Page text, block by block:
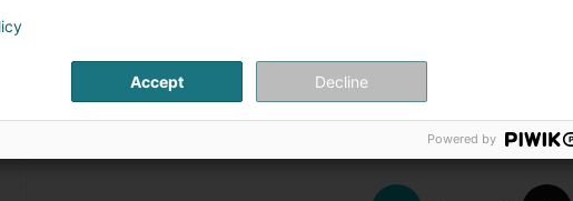
Elena Möykkynen
Virun 1 Joer(en)
Dr. Isabelle Christen is an amazing veterinarian — kind, attentive,
his tail happily during our second appointment, which says a lot! Dr.
Accept Decline
Powered by